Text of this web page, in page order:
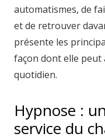
automatismes, de
et de retrouver
présente les
façon dont elle peut
quotidien.
Hypnose :
service du